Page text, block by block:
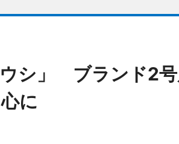
シ」 ブランド2号
に